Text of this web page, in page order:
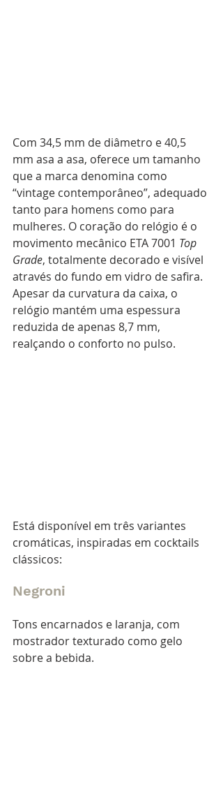
Com 34,5 mm de diâmetro e 40,5
mm asa a asa, oferece um tamanho
que a marca denomina como
“vintage contemporâneo”, adequado
tanto para homens como para
mulheres. O coração do relógio é o
movimento mecânico ETA 7001 Top
Grade, totalmente decorado e visível
através do fundo em vidro de safira.
Apesar da curvatura da caixa, o
relógio mantém uma espessura
reduzida de apenas 8,7 mm,
realçando o conforto no pulso.
Está disponível em três variantes
cromáticas, inspiradas em cocktails
clássicos:
Negroni
Tons encarnados e laranja, com
mostrador texturado como gelo
sobre a bebida.